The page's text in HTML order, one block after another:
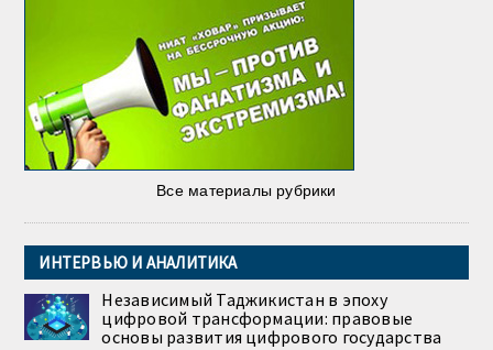
Все материалы рубрики
ИНТЕРВЬЮ И АНАЛИТИКА
Независимый Таджикистан в эпоху
цифровой трансформации: правовые
основы развития цифрового государства